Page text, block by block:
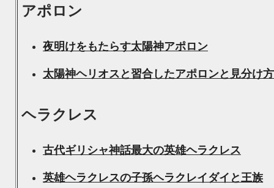
アポロン
夜明けをもたらす太陽神アポロン
太陽神ヘリオスと習合したアポロンと見分け方
ヘラクレス
古代ギリシャ神話最大の英雄ヘラクレス
英雄ヘラクレスの子孫ヘラクレイダイと王族